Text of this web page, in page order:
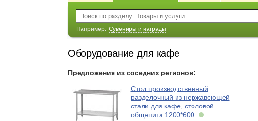
Например: Сувениры и награды
Оборудование для кафе
Предложения из соседних регионов:
Стол производственный
разделочный из нержавеющей
стали для кафе, столовой
общепита.1200*600